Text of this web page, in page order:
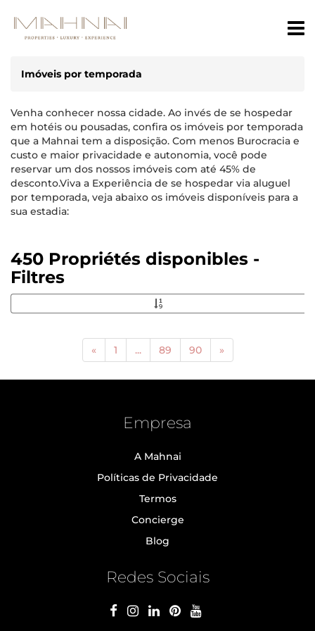
Imóveis por temporada
Venha conhecer nossa cidade. Ao invés de se hospedar
em hotéis ou pousadas, confira os imóveis por temporada
que a Mahnai tem a disposição. Com menos Burocracia e
custo e maior privacidade e autonomia, você pode
reservar um dos nossos imóveis com até 45% de
desconto.Viva a Experiência de se hospedar via aluguel
por temporada, veja abaixo os imóveis disponíveis para a
sua estadia:
450 Propriétés disponibles -
Filtres
« 1 ... 89 90 »
Empresa
A Mahnai
Políticas de Privacidade
Termos
Concierge
Blog
Redes Sociais